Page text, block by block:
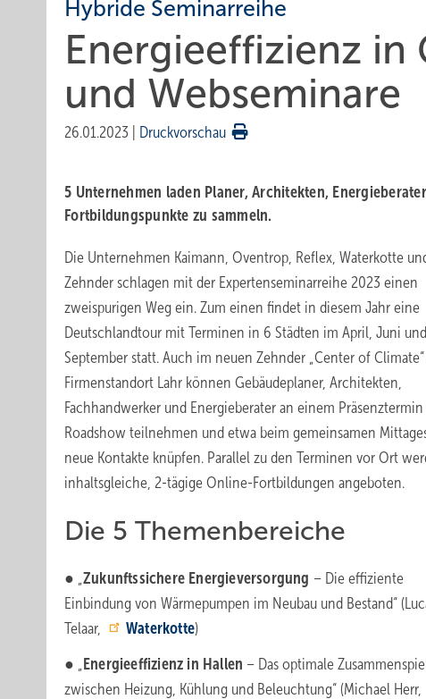
Hybride Seminarreihe
Energieeffizienz in
und Webseminare
26.01.2023 Druckvorschau
5 Unternehmen laden Planer, Architekten,
Fortbildungspunkte zu sammeln.
Die Unternehmen Kaimann, Oventrop, Reflex, Waterkotte
Zehnder schlagen mit der Expertenseminarreihe 2023 einen
zweispurigen Weg ein. Zum einen findet in diesem Jahr eine
Deutschlandtour mit Terminen in 6 Städten im April, Juni und
September statt. Auch im neuen Zehnder „Center of
Firmenstandort Lahr können Gebäudeplaner, Architekten,
Fachhandwerker und Energieberater an einem
Roadshow teilnehmen und etwa beim gemeinsamen
neue Kontakte knüpfen. Parallel zu den Terminen vor Ort
inhaltsgleiche, 2-tägige Online-Fortbildungen angeboten.
Die 5 Themenbereiche
● „Zukunftssichere Energieversorgung – Die effiziente
Einbindung von Wärmepumpen im Neubau und Bestand“
Telaar,
Waterkotte)
● „ Energieeffizienz in Hallen – Das optimale
zwischen Heizung, Kühlung und Beleuchtung“ (Michael Herr,